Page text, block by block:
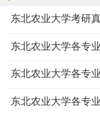
东北农业大学考研